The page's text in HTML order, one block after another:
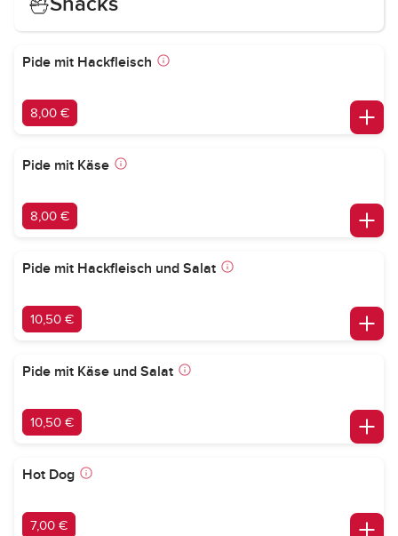
Pide mit Hackfleisch
8,00 €
Pide mit Käse
8,00 €
Pide mit Hackfleisch und Salat
10,50 €
Pide mit Käse und Salat
10,50 €
Hot Dog
7,00 €